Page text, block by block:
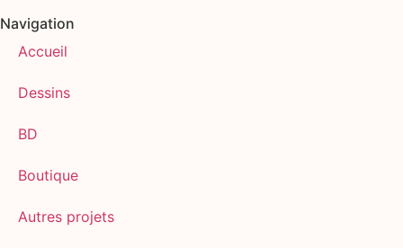
Navigation
Accueil
Dessins
BD
Boutique
Autres projets